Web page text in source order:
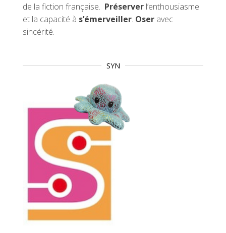
de la fiction française. Préserver l’enthousiasme
et la capacité à s’émerveiller. Oser avec
sincérité.
SYN